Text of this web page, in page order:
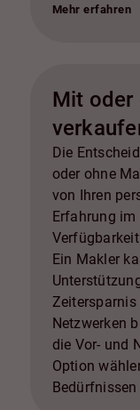
Staging und
ratsam, mit
sprechen, um
spezifischen
on
Mehr erfahren
Mit oder
Die
oder ohne
von Ihren
Erfahrung
Ein Makler
Netzwerken
die Vor- und
Option